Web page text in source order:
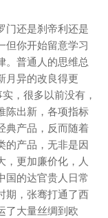
门还是刹帝利还是
但你开始留意学习
。普通人的思维总
月异的改良得更
，很多以前没有，
陈出新，各项指标
典产品，反而随着
的产品，无非是因
，更加廉价化，人
国的达官贵人日常
期，张骞打通了西
了大量丝绸到欧